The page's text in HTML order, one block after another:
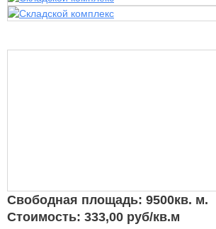
Свободная площадь: 9500кв. м.
Стоимость: 333,00 руб/кв.м